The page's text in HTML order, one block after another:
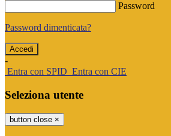
Password
Password dimenticata?
-
Entra con SPID Entra con CIE
Seleziona utente
button close ×